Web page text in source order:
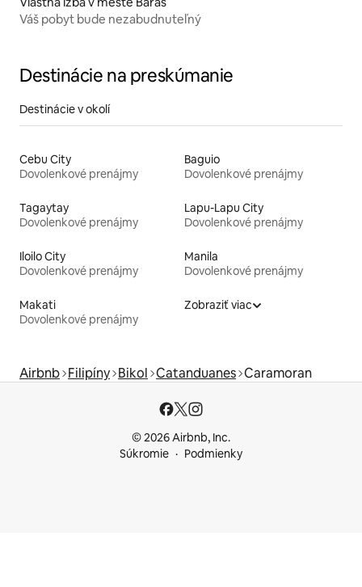
Váš pobyt bude nezabudnuteľný
Destinácie na preskúmanie
Destinácie v okolí
Cebu City
Dovolenkové prenájmy
Baguio
Dovolenkové prenájmy
Tagaytay
Dovolenkové prenájmy
Lapu-Lapu City
Dovolenkové prenájmy
Iloilo City
Dovolenkové prenájmy
Manila
Dovolenkové prenájmy
Makati
Dovolenkové prenájmy
Zobraziť viac
Airbnb Filipíny Bikol Catanduanes Caramoran
© 2026 Airbnb, Inc.
Súkromie
Podmienky